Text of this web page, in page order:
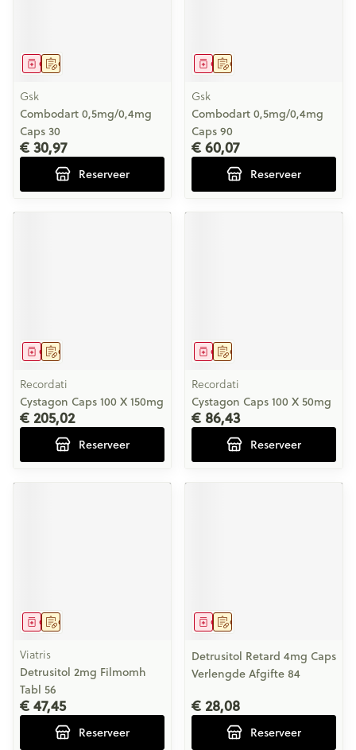
Op voorschrift
Geneesmiddel
Gsk
Combodart 0,5mg/0,4mg
Caps 30
€ 30,97
Reserveer
Op voorschrift
Geneesmiddel
Gsk
Combodart 0,5mg/0,4mg
Caps 90
€ 60,07
Reserveer
Op voorschrift
Geneesmiddel
Recordati
Cystagon Caps 100 X 150mg
€ 205,02
Reserveer
Op voorschrift
Geneesmiddel
Recordati
Cystagon Caps 100 X 50mg
€ 86,43
Reserveer
Op voorschrift
Geneesmiddel
Viatris
Detrusitol 2mg Filmomh
Tabl 56
€ 47,45
Reserveer
Op voorschrift
Geneesmiddel
Detrusitol Retard 4mg Caps
Verlengde Afgifte 84
€ 28,08
Reserveer